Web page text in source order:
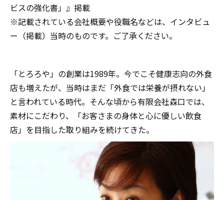
ビスの強化書」』掲載
※記載されている会社概要や役職名などは、インタビュ
ー（掲載）当時のものです。ご了承ください。
「とろろや」の創業は1989年。今でこそ健康志向の外食
店も増えたが、当時はまだ「外食では栄養が摂れない」
と言われている時代。そんな頃から有限会社森口では、
素材にこだわり、「お客さまの身体と心に優しい飲食
店」を目指した取り組みを続けてきた。